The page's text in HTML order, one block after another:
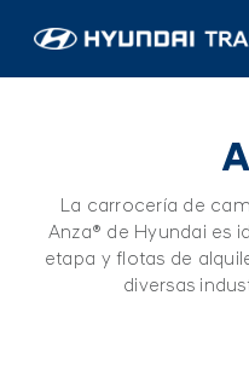
content
Quiénes somos
La carrocería de
Anza® de Hyundai es
etapa y flotas de
diversas